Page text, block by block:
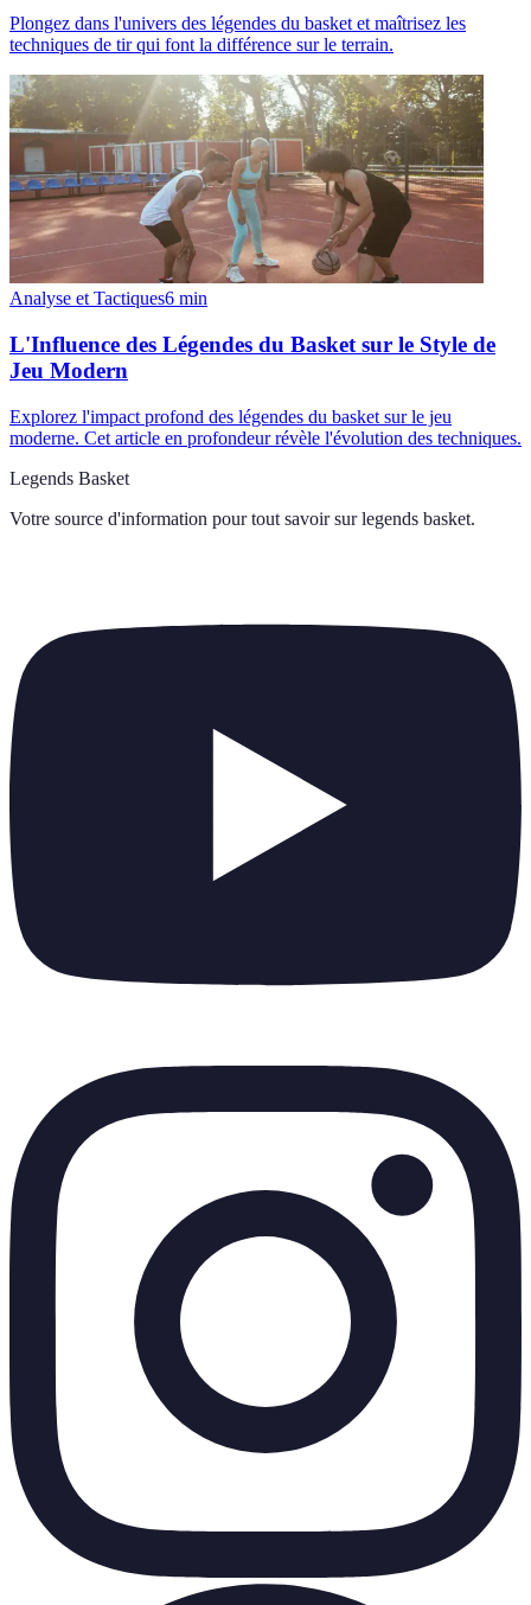
Plongez dans l'univers des légendes du basket et maîtrisez les
techniques de tir qui font la différence sur le terrain.
Analyse et Tactiques6 min
L'Influence des Légendes du Basket sur le Style de
Jeu Modern
Explorez l'impact profond des légendes du basket sur le jeu
moderne. Cet article en profondeur révèle l'évolution des techniques.
Legends Basket
Votre source d'information pour tout savoir sur legends basket.